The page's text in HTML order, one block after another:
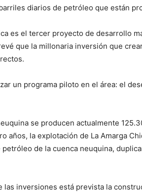
diarios de petróleo que están
es el tercer proyecto de desarrollo
que la millonaria inversión que
un programa piloto en el área: el
se producen actualmente
años, la explotación de La Amarga
de la cuenca neuquina,
las inversiones está prevista la